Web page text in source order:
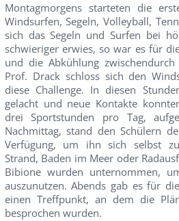
Montagmorgens starteten die
Windsurfen, Segeln, Volleyball,
sich das Segeln und Surfen bei
schwieriger erwies, so war es für
und die Abkühlung
Prof. Drack schloss sich den
diese Challenge. In diesen
gelacht und neue Kontakte
drei Sportstunden pro Tag,
Nachmittag, stand den Schülern
Verfügung, um ihn sich selbst
Strand, Baden im Meer oder
Bibione wurden unternommen,
auszunutzen. Abends gab es für
einen Treffpunkt, an dem die
besprochen wurden.